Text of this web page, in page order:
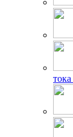
тока